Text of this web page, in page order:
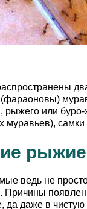
или
муравьев),
ведь не
Причины
да даже в